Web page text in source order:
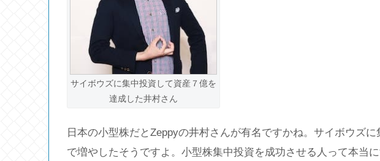
サイボウズに集中投資して資産７億を
達成した井村さん
日本の小型株だとZeppyの井村さんが有名ですかね。サイボウズ
で増やしたそうですよ。小型株集中投資を成功させる人って本当